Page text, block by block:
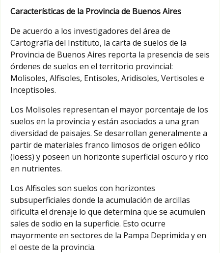
Características de la Provincia de Buenos Aires
De acuerdo a los investigadores del área de
Cartografía del Instituto, la carta de suelos de la
Provincia de Buenos Aires reporta la presencia de seis
órdenes de suelos en el territorio provincial:
Molisoles, Alfisoles, Entisoles, Aridisoles, Vertisoles e
Inceptisoles.
Los Molisoles representan el mayor porcentaje de los
suelos en la provincia y están asociados a una gran
diversidad de paisajes. Se desarrollan generalmente a
partir de materiales franco limosos de origen eólico
(loess) y poseen un horizonte superficial oscuro y rico
en nutrientes.
Los Alfisoles son suelos con horizontes
subsuperficiales donde la acumulación de arcillas
dificulta el drenaje lo que determina que se acumulen
sales de sodio en la superficie. Esto ocurre
mayormente en sectores de la Pampa Deprimida y en
el oeste de la provincia.